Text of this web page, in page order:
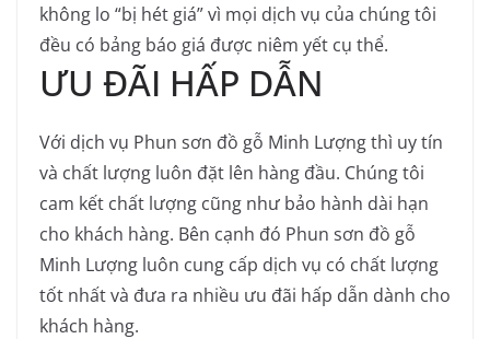
không lo “bị hét giá” vì mọi dịch vụ của chúng tôi
đều có bảng báo giá được niêm yết cụ thể.
ƯU ĐÃI HẤP DẪN
Với dịch vụ Phun sơn đồ gỗ Minh Lượng thì uy tín
và chất lượng luôn đặt lên hàng đầu. Chúng tôi
cam kết chất lượng cũng như bảo hành dài hạn
cho khách hàng. Bên cạnh đó Phun sơn đồ gỗ
Minh Lượng luôn cung cấp dịch vụ có chất lượng
tốt nhất và đưa ra nhiều ưu đãi hấp dẫn dành cho
khách hàng.